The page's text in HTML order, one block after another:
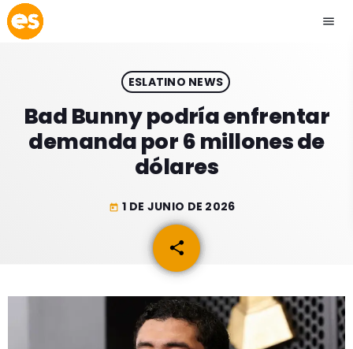
menu
play_arrow EMISIÓN LA PAZ
play_arrow EMISIÓN COCHABAMBA
ACTUALIDAD
ESLATINO NEWS
Bad Bunny podría enfrentar
demanda por 6 millones de
dólares
today 1 DE JUNIO DE 2026
share
email